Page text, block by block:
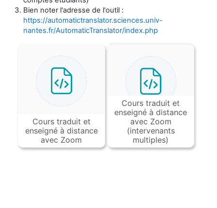
Bien noter l'adresse de l'outil :
https://automatictranslator.sciences.univ-
nantes.fr/AutomaticTranslator/index.php
Cours traduit et
enseigné à distance
avec Zoom
Cours traduit et
enseigné à distance
avec Zoom
(intervenants
multiples)